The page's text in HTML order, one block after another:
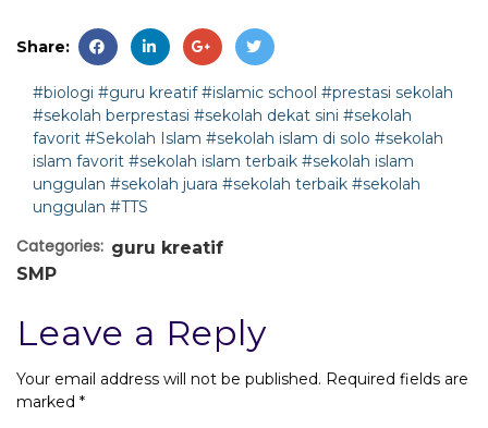
Share:
#biologi #guru kreatif #islamic school #prestasi sekolah
#sekolah berprestasi #sekolah dekat sini #sekolah
favorit #Sekolah Islam #sekolah islam di solo #sekolah
islam favorit #sekolah islam terbaik #sekolah islam
unggulan #sekolah juara #sekolah terbaik #sekolah
unggulan #TTS
Categories: guru kreatif
SMP
Leave a Reply
Your email address will not be published. Required fields are
marked *